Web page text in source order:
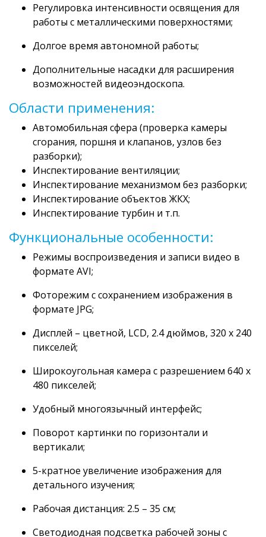
Регулировка интенсивности освящения для
работы с металлическими поверхностями;
Долгое время автономной работы;
Дополнительные насадки для расширения
возможностей видеоэндоскопа.
Области применения:
Автомобильная сфера (проверка камеры
сгорания, поршня и клапанов, узлов без
разборки);
Инспектирование вентиляции;
Инспектирование механизмом без разборки;
Инспектирование объектов ЖКХ;
Инспектирование турбин и т.п.
Функциональные особенности:
Режимы воспроизведения и записи видео в
формате AVI;
Фоторежим с сохранением изображения в
формате JPG;
Дисплей – цветной, LCD, 2.4 дюймов, 320 x 240
пикселей;
Широкоугольная камера с разрешением 640 х
480 пикселей;
Удобный многоязычный интерфейс;
Поворот картинки по горизонтали и
вертикали;
5-кратное увеличение изображения для
детального изучения;
Рабочая дистанция: 2.5 – 35 см;
Светодиодная подсветка рабочей зоны с